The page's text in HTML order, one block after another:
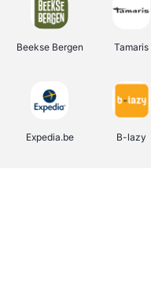
Beekse Bergen Tamaris
Expedia.be B-lazy